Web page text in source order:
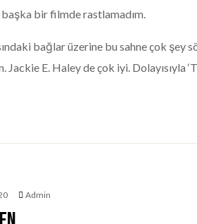
başka bir filmde rastlamadım.
bağlar üzerine bu sahne çok şey
E. Haley de çok iyi. Dolayısıyla
Admin